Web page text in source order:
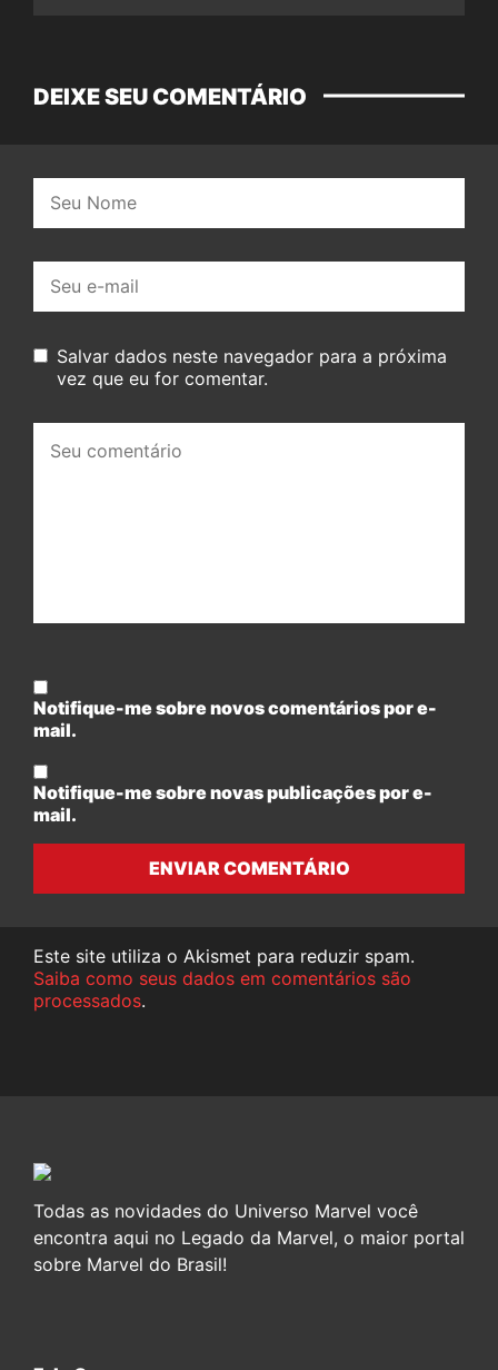
DEIXE SEU COMENTÁRIO
mail:
Salvar dados neste navegador para a próxima
vez que eu for comentar.
comentário:
Notifique-me sobre novos comentários por e-
mail.
Notifique-me sobre novas publicações por e-
mail.
ENVIAR COMENTÁRIO
Este site utiliza o Akismet para reduzir spam.
Saiba como seus dados em comentários são
processados.
Todas as novidades do Universo Marvel você
encontra aqui no Legado da Marvel, o maior portal
sobre Marvel do Brasil!